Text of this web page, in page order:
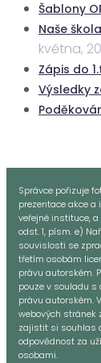
Šablony
Naše
května,
Zápis do
Výsledky
Správce pořizuje
prezentace akce
veřejné instituce,
odst. 1, písm. e)
souvislosti se
třetím osobám
právu autorském.
pouze v souladu s
právu autorském.
webových stránek
zajistit si souhlas
odpovědnost za
osobami.